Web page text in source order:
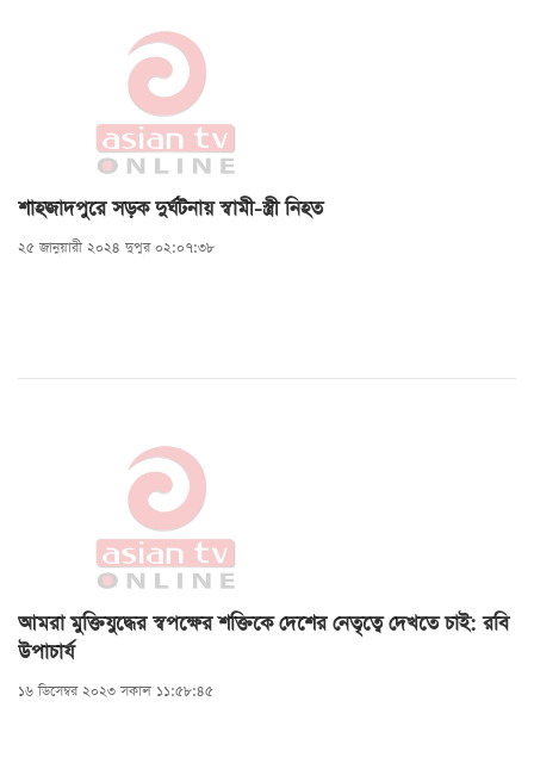
শাহজাদপুরে সড়ক দুর্ঘটনায় স্বামী-স্ত্রী নিহত
২৫ জানুয়ারী ২০২৪ দুপুর ০২:০৭:৩৮
আমরা মুক্তিযুদ্ধের স্বপক্ষের শক্তিকে দেশের নেতৃত্বে দেখতে চাই: রবি
উপাচার্য
১৬ ডিসেম্বর ২০২৩ সকাল ১১:৫৮:৪৫